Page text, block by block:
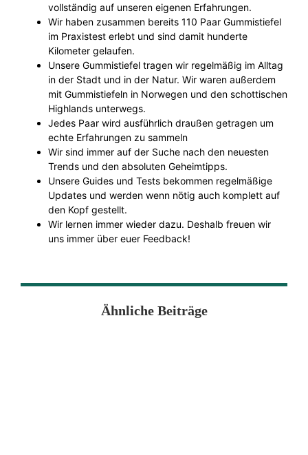
vollständig auf unseren eigenen Erfahrungen.
Wir haben zusammen bereits 110 Paar Gummistiefel
im Praxistest erlebt und sind damit hunderte
Kilometer gelaufen.
Unsere Gummistiefel tragen wir regelmäßig im Alltag
in der Stadt und in der Natur. Wir waren außerdem
mit Gummistiefeln in Norwegen und den schottischen
Highlands unterwegs.
Jedes Paar wird ausführlich draußen getragen um
echte Erfahrungen zu sammeln
Wir sind immer auf der Suche nach den neuesten
Trends und den absoluten Geheimtipps.
Unsere Guides und Tests bekommen regelmäßige
Updates und werden wenn nötig auch komplett auf
den Kopf gestellt.
Wir lernen immer wieder dazu. Deshalb freuen wir
uns immer über euer Feedback!
Ähnliche Beiträge